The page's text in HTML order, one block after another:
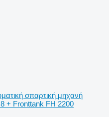
σπαρτική μηχανή
+ Fronttank FH 2200